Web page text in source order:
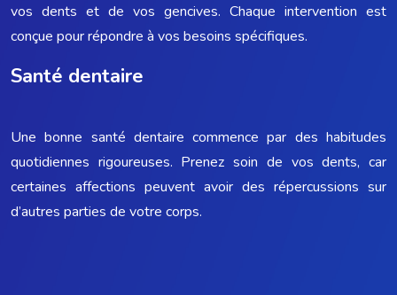
vos dents et de vos gencives. Chaque intervention est
conçue pour répondre à vos besoins spécifiques.
Santé dentaire
Une bonne santé dentaire commence par des habitudes
quotidiennes rigoureuses. Prenez soin de vos dents, car
certaines affections peuvent avoir des répercussions sur
d’autres parties de votre corps.